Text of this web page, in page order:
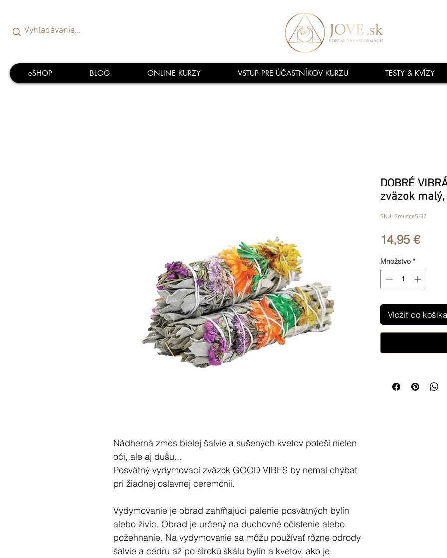
eSHOP BLOG ONLINE KURZY VSTUP PRE ÚČASTNÍKOV KURZU TESTY & KVÍZY
Nádherná zmes bielej šalvie a sušených kvetov poteší nielen
oči, ale aj dušu...
Posvätný vydymovací zväzok GOOD VIBES by nemal chýbať
pri žiadnej oslavnej ceremónii.
Vydymovanie je obrad zahŕňajúci pálenie posvätných bylín
alebo živíc. Obrad je určený na duchovné očistenie alebo
požehnanie. Na vydymovanie sa môžu používať rôzne odrody
šalvie a cédru až po širokú škálu bylín a kvetov, ako je
DOBRÉ
zväzok
SKU: SmudgeS-32
14,95 €Price
Množstvo *
Vložiť do košíka